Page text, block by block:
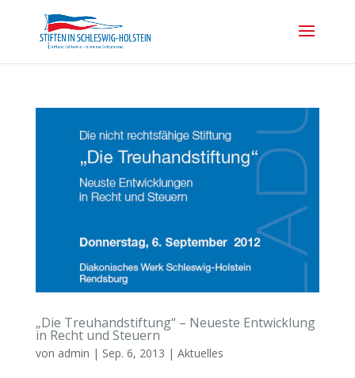
„Die Treuhandstiftung“ – Neueste Entwicklung
in Recht und Steuern
von admin | Sep. 6, 2013 | Aktuelles